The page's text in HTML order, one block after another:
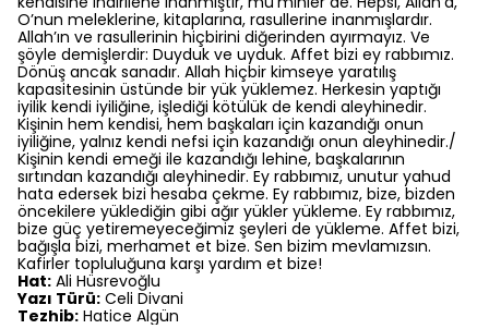
O’nun meleklerine, kitaplarına, rasullerine inanmışlardır.
Allah’ın ve rasullerinin hiçbirini diğerinden ayırmayız. Ve
şöyle demişlerdir: Duyduk ve uyduk. Affet bizi ey rabbımız.
Dönüş ancak sanadır. Allah hiçbir kimseye yaratılış
kapasitesinin üstünde bir yük yüklemez. Herkesin yaptığı
iyilik kendi iyiliğine, işlediği kötülük de kendi aleyhinedir.
Kişinin hem kendisi, hem başkaları için kazandığı onun
iyiliğine, yalnız kendi nefsi için kazandığı onun aleyhinedir./
Kişinin kendi emeği ile kazandığı lehine, başkalarının
sırtından kazandığı aleyhinedir. Ey rabbımız, unutur yahud
hata edersek bizi hesaba çekme. Ey rabbımız, bize, bizden
öncekilere yüklediğin gibi ağır yükler yükleme. Ey rabbımız,
bize güç yetiremeyeceğimiz şeyleri de yükleme. Affet bizi,
bağışla bizi, merhamet et bize. Sen bizim mevlamızsın.
Kafirler topluluğuna karşı yardım et bize!
Hat: Ali Hüsrevoğlu
Yazı Türü: Celi Divani
Tezhib: Hatice Algün